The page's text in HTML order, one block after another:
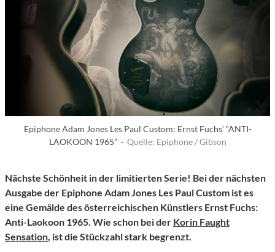
Epiphone Adam Jones Les Paul Custom: Ernst Fuchs’ “ANTI-
LAOKOON 1965” · Quelle: Epiphone / Gibson
Nächste Schönheit in der limitierten Serie! Bei der nächsten
Ausgabe der Epiphone Adam Jones Les Paul Custom ist es
eine Gemälde des österreichischen Künstlers Ernst Fuchs:
Anti-Laokoon 1965. Wie schon bei der Korin Faught
Sensation, ist die Stückzahl stark begrenzt.